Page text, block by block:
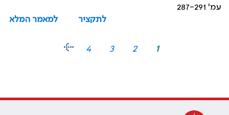
עמ' 287-291
לתקציר
למאמר המלא
1
2
3
4